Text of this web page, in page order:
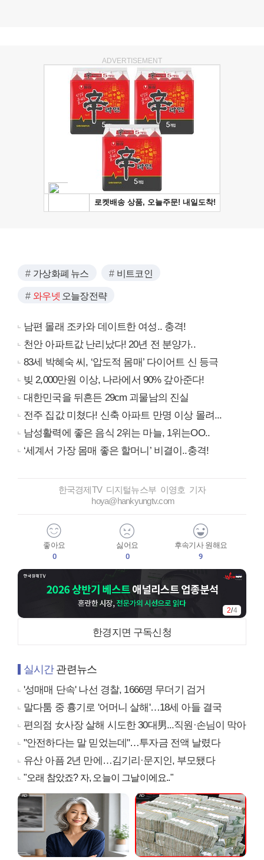
ADVERTISEMENT
가상화폐 뉴스 비트코인
와우넷 오늘장전략
남편 몰래 조카와 데이트한 여성.. 충격!
천안 아파트값 난리났다! 20년 전 분양가..
83세 박혜숙 씨, ‘압도적 몸매’ 다이어트 신 등극
빚 2,000만원 이상, 나라에서 90% 갚아준다!
대한민국을 뒤흔든 29cm 괴물남의 진실
전주 집값 미쳤다! 신축 아파트 만명 이상 몰려...
남성활력에 좋은 음식 2위는 마늘, 1위는OO..
‘세계서 가장 몸매 좋은 할머니’ 비결이..충격!
한국경제TV 디지털뉴스부 이영호 기자
hoya@hankyungtv.com
좋아요
0
싫어요
0
후속기사 원해요
9
3/4
한경지면 구독신청
실시간관련뉴스
'성매매 단속' 나선 경찰, 1666명 무더기 검거
말다툼 중 흉기로 '어머니 살해'…18세 아들 결국
편의점 女사장 살해 시도한 30대男...직원·손님이 막아
"안전하다는 말 믿었는데"…투자금 전액 날렸다
유산 아픔 2년 만에…김기리·문지인, 부모됐다
"오래 참았죠? 자, 오늘이 그날이에요.."